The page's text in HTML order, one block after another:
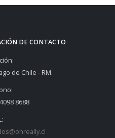
DE CONTACTO
de Chile - RM.
8688